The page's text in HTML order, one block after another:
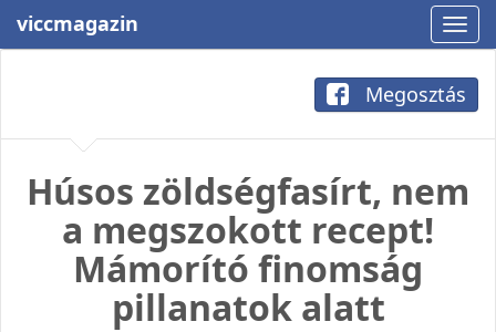
viccmagazin
Megosztás
Húsos zöldségfasírt, nem
a megszokott recept!
Mámorító finomság
pillanatok alatt